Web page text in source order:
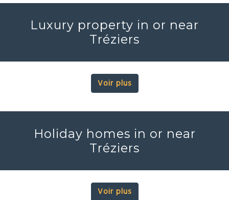
Luxury property in or near
Tréziers
Voir plus
Holiday homes in or near
Tréziers
Voir plus